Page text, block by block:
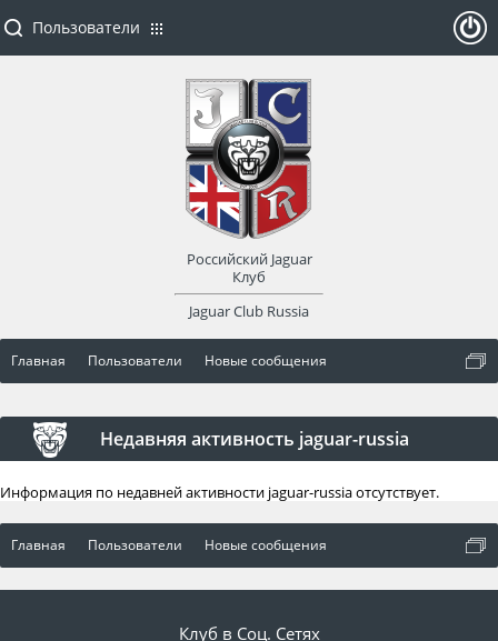
Главная Пользователи Новые сообщения
Недавняя активность jaguar-russia
Информация по недавней активности jaguar-russia отсутствует.
Главная Пользователи Новые сообщения
Пользователи
Российский Jaguar
Клуб
Jaguar Club Russia
оват
Клуб в Соц. Сетях